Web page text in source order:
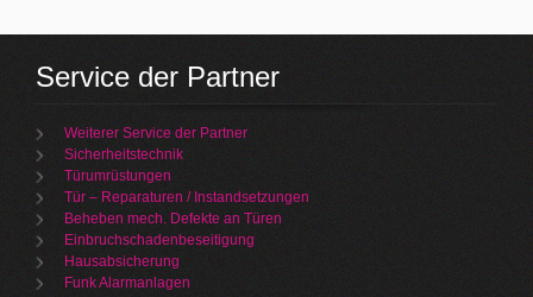
Service der Partner
Weiterer Service der Partner
Sicherheitstechnik
Türumrüstungen
Tür – Reparaturen / Instandsetzungen
Beheben mech. Defekte an Türen
Einbruchschadenbeseitigung
Hausabsicherung
Funk Alarmanlagen